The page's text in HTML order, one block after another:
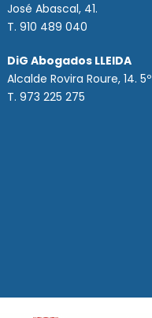
José Abascal, 41.
T.910 489 040
DiG Abogados LLEIDA
Alcalde Rovira Roure, 14. 5º
T. 973 225 275